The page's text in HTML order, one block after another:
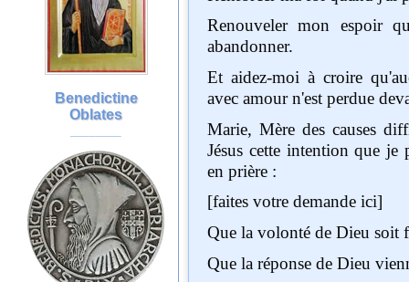
Benedictine
Oblates
Renouveler mon espoir quand je pense à
abandonner.
Et aidez-moi à croire qu'aucune prière faite
avec amour n'est perdue
Marie, Mère des causes difficiles, présente à
Jésus cette intention que je
en prière :
[faites votre demande ici]
Que la volonté
Que la réponse de